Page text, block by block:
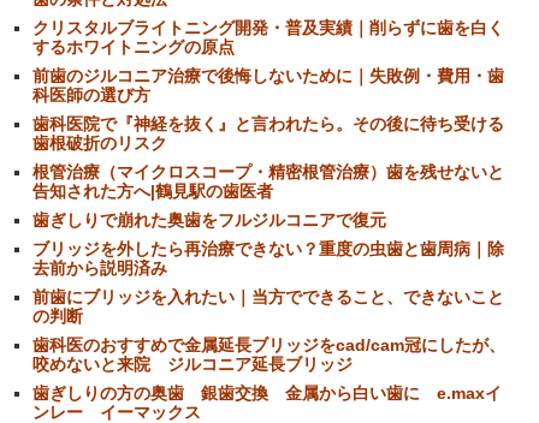
クリスタルブライトニング開発・普及実績｜削らずに歯を白く
するホワイトニングの原点
前歯のジルコニア治療で後悔しないために｜失敗例・費用・歯
科医師の選び方
歯科医院で『神経を抜く』と言われたら。その後に待ち受ける
歯根破折のリスク
根管治療（マイクロスコープ・精密根管治療）歯を残せないと
告知された方へ|鶴見駅の歯医者
歯ぎしりで崩れた奥歯をフルジルコニアで復元
ブリッジを外したら再治療できない？重度の虫歯と歯周病｜除
去前から説明済み
前歯にブリッジを入れたい｜当方でできること、できないこと
の判断
歯科医のおすすめで金属延長ブリッジをcad/cam冠にしたが、
咬めないと来院 ジルコニア延長ブリッジ
歯ぎしりの方の奥歯 銀歯交換 金属から白い歯に e.maxイ
ンレー イーマックス